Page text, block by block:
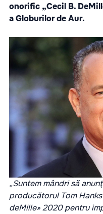
onorific „Cecil B.
a Globurilor de Aur.
„Suntem mândri să
producătorul Tom
deMille» 2020 pentru